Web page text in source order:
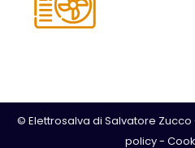
© Elettrosalva di Salvatore Zucco
policy-